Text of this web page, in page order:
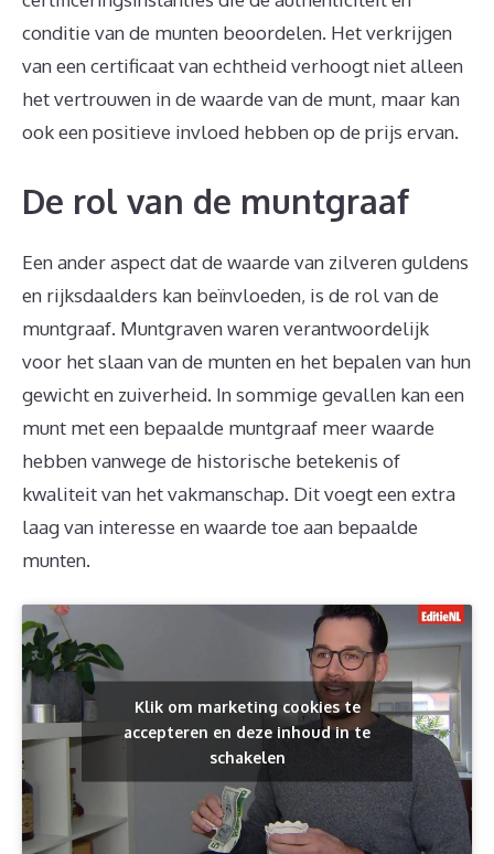
conditie van de munten beoordelen. Het verkrijgen
van een certificaat van echtheid verhoogt niet alleen
het vertrouwen in de waarde van de munt, maar kan
ook een positieve invloed hebben op de prijs ervan.
De rol van de muntgraaf
Een ander aspect dat de waarde van zilveren guldens
en rijksdaalders kan beïnvloeden, is de rol van de
muntgraaf. Muntgraven waren verantwoordelijk
voor het slaan van de munten en het bepalen van hun
gewicht en zuiverheid. In sommige gevallen kan een
munt met een bepaalde muntgraaf meer waarde
hebben vanwege de historische betekenis of
kwaliteit van het vakmanschap. Dit voegt een extra
laag van interesse en waarde toe aan bepaalde
munten.
Klik om marketing cookies te
accepteren en deze inhoud in te
schakelen